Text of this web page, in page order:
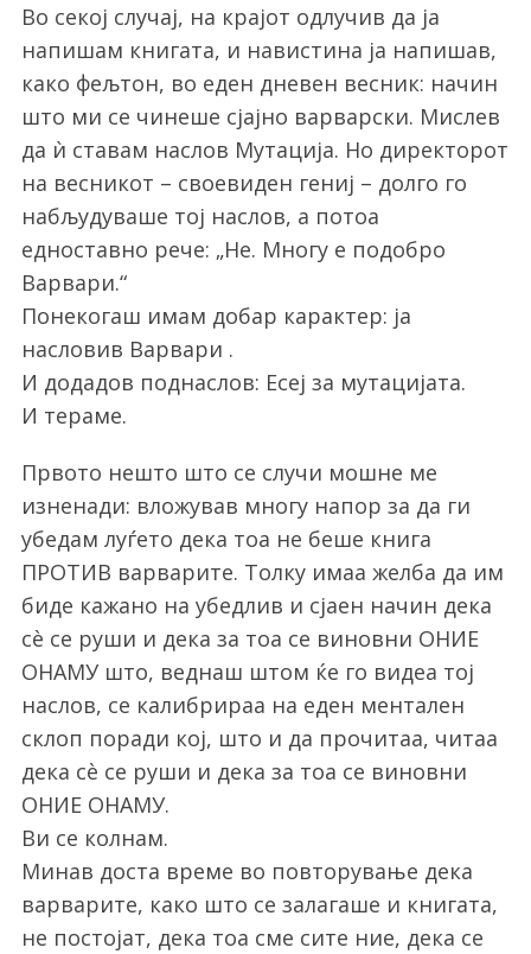
Во секој случај, на крајот одлучив да ја
напишам книгата, и навистина ја напишав,
како фељтон, во еден дневен весник: начин
што ми се чинеше сјајно варварски. Мислев
да ѝ ставам наслов Мутација. Но директорот
на весникот – своевиден гениј – долго го
набљудуваше тој наслов, а потоа
едноставно рече: „Не. Многу е подобро
Варвари.“
Понекогаш имам добар карактер: ја
насловив Варвари .
И додадов поднаслов: Есеј за мутацијата.
И тераме.
Првото нешто што се случи мошне ме
изненади: вложував многу напор за да ги
убедам луѓето дека тоа не беше книга
ПРОТИВ варварите. Толку имаа желба да им
биде кажано на убедлив и сјаен начин дека
сè се руши и дека за тоа се виновни ОНИЕ
ОНАМУ што, веднаш штом ќе го видеа тој
наслов, се калибрираа на еден ментален
склоп поради кој, што и да прочитаа, читаа
дека сè се руши и дека за тоа се виновни
ОНИЕ ОНАМУ.
Ви се колнам.
Минав доста време во повторување дека
варварите, како што се залагаше и книгата,
не постојат, дека тоа сме сите ние, дека се